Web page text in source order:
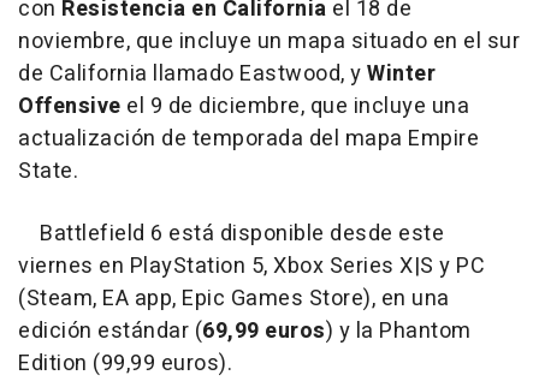
con Resistencia en California el 18 de
noviembre, que incluye un mapa situado en el sur
de California llamado Eastwood, yWinter
Offensive el 9 de diciembre, que incluye una
actualización de temporada del mapa Empire
State.
Battlefield 6 está disponible desde este
viernes en PlayStation 5, Xbox Series X|S y PC
(Steam, EA app, Epic Games Store), en una
edición estándar (69,99 euros) y la Phantom
Edition (99,99 euros).